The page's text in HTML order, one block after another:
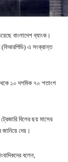
বাংলাদেশ ব্যাংক।
(বিআরপিডি) এ সংক্রান্ত
১০ দশমিক ৭০ শতাংশ
বিলের ছয় মাসের
জানিয়ে দেয়।
বলেন,